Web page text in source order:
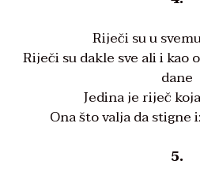
Riječi su u
Riječi su dakle sve ali i kao
dane
Jedina je riječ
Ona što valja da stigne
5.